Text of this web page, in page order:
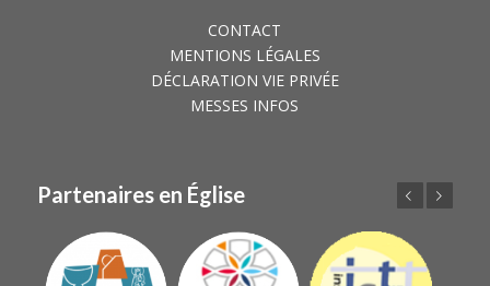
CONTACT
MENTIONS LÉGALES
DÉCLARATION VIE PRIVÉE
MESSES INFOS
Partenaires en Église